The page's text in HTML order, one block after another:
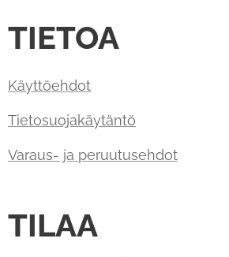
TIETOA
Käyttöehdot
Tietosuojakäytäntö
Varaus- ja peruutusehdot
TILAA